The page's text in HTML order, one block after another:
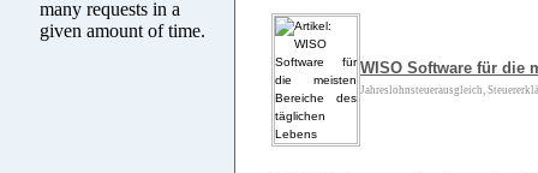
WISO Software für die
Jahreslohnsteuerausgleich,